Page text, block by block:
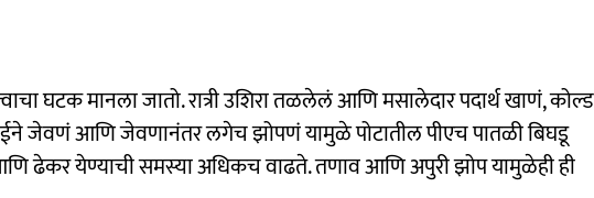
घटक मानला जातो. रात्री उशिरा तळलेलं आणि मसालेदार पदार्थ खाणं, कोल्ड
जेवणं आणि जेवणानंतर लगेच झोपणं यामुळे पोटातील पीएच पातळी बिघडू
ढेकर येण्याची समस्या अधिकच वाढते. तणाव आणि अपुरी झोप यामुळेही ही